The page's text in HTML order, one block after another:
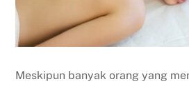
Meskipun banyak orang yang